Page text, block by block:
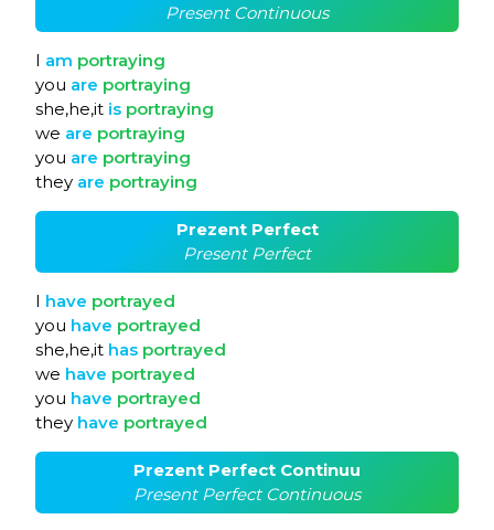
Present Continuous
I am portraying
you are portraying
she,he,it is portraying
we are portraying
you are portraying
they are portraying
Prezent Perfect
Present Perfect
I have portrayed
you have portrayed
she,he,it has portrayed
we have portrayed
you have portrayed
they have portrayed
Prezent Perfect Continuu
Present Perfect Continuous